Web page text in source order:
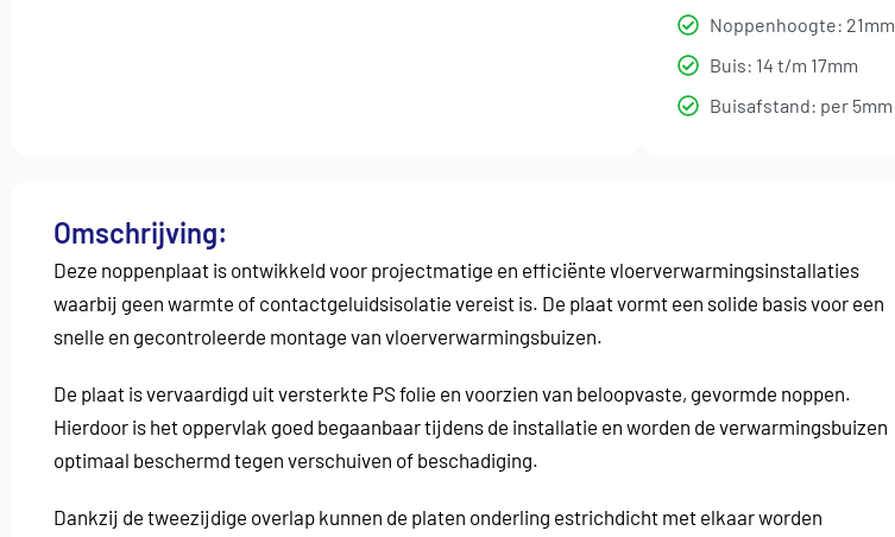
Noppenhoogte: 21mm
Buis: 14 t/m 17mm
Buisafstand: per 5mm
Omschrijving:
Deze noppenplaat is ontwikkeld voor projectmatige en efficiënte vloerverwarmingsinstallaties
waarbij geen warmte of contactgeluidsisolatie vereist is. De plaat vormt een solide basis voor een
snelle en gecontroleerde montage van vloerverwarmingsbuizen.
De plaat is vervaardigd uit versterkte PS folie en voorzien van beloopvaste, gevormde noppen.
Hierdoor is het oppervlak goed begaanbaar tijdens de installatie en worden de verwarmingsbuizen
optimaal beschermd tegen verschuiven of beschadiging.
Dankzij de tweezijdige overlap kunnen de platen onderling estrichdicht met elkaar worden